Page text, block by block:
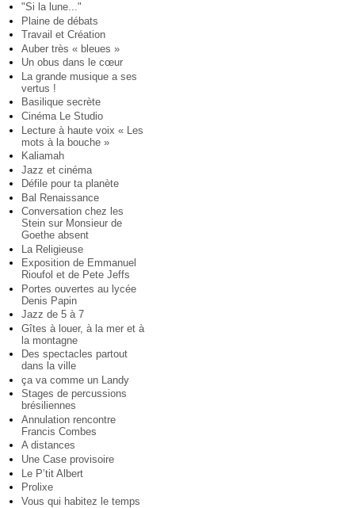
"Si la lune..."
Plaine de débats
Travail et Création
Auber très « bleues »
Un obus dans le cœur
La grande musique a ses
vertus !
Basilique secrète
Cinéma Le Studio
Lecture à haute voix « Les
mots à la bouche »
Kaliamah
Jazz et cinéma
Défile pour ta planète
Bal Renaissance
Conversation chez les
Stein sur Monsieur de
Goethe absent
La Religieuse
Exposition de Emmanuel
Rioufol et de Pete Jeffs
Portes ouvertes au lycée
Denis Papin
Jazz de 5 à 7
Gîtes à louer, à la mer et à
la montagne
Des spectacles partout
dans la ville
ça va comme un Landy
Stages de percussions
brésiliennes
Annulation rencontre
Francis Combes
A distances
Une Case provisoire
Le P’tit Albert
Prolixe
Vous qui habitez le temps